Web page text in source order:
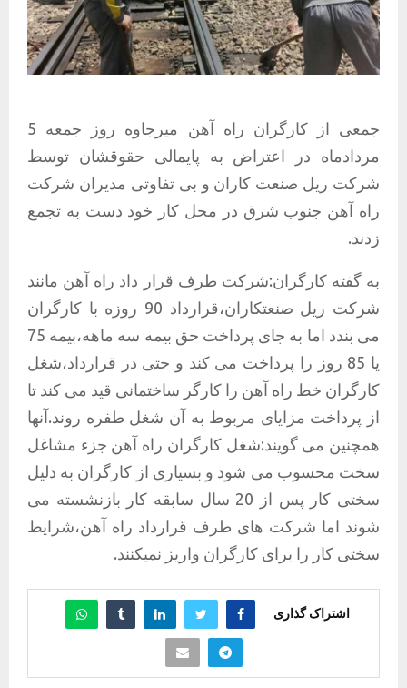
جمعی از کارگران راه آهن میرجاوه روز جمعه 5
مردادماه در اعتراض به پایمالی حقوقشان توسط
شرکت ریل صنعت کاران و بی تفاوتی مدیران شرکت
راه آهن جنوب شرق در محل کار خود دست به تجمع
زدند.
به گفته کارگران:شرکت طرف قرار داد راه آهن مانند
شرکت ریل صنعتکاران،قرارداد 90 روزه با کارگران
می بندد اما به جای پرداخت حق بیمه سه ماهه،بیمه 75
یا 85 روز را پرداخت می کند و حتی در قرارداد،شغل
کارگران خط راه آهن را کارگر ساختمانی قید می کند تا
از پرداخت مزایای مربوط به آن شغل طفره روند.آنها
همچنین می گویند:شغل کارگران راه آهن جزء مشاغل
سخت محسوب می شود و بسیاری از کارگران به دلیل
سختی کار پس از 20 سال سابقه کار بازنشسته می
شوند اما شرکت های طرف قرارداد راه آهن،شرایط
سختی کار را برای کارگران واریز نمیکنند.
اشتراک گذاری